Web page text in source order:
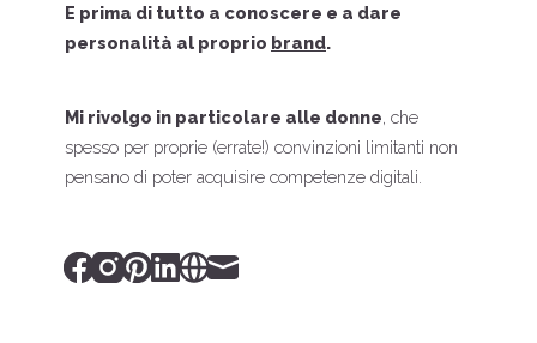
E prima di tutto a conoscere e a dare
personalità al proprio brand.
Mi rivolgo in particolare alle donne , che
spesso per proprie (errate!) convinzioni limitanti non
pensano di poter acquisire competenze digitali.
Facebook
Instagram
Pinterest
Linked_in
Website
Mail